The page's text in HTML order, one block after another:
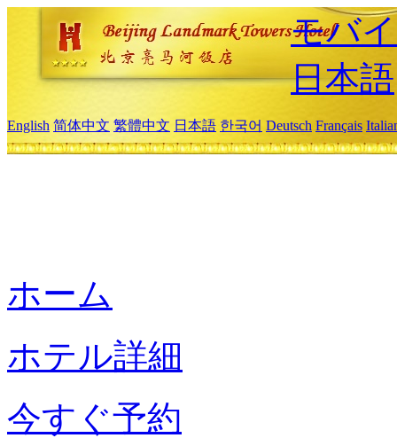
モバ
日本語
English 简体中文 繁體中文 日本語 한국어 Deutsch Français
ホーム
ホテル詳細
今すぐ予約